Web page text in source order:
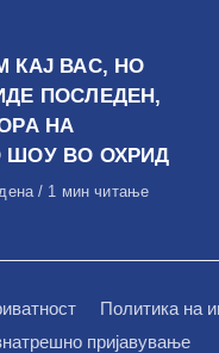
КАЈ ВАС, НО
ПОСЛЕДЕН,
НА
ШОУ ВО ОХРИД
1 мин читање
Политика на
пријавување